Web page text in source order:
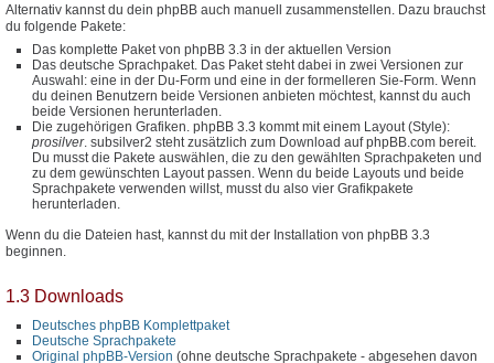
Alternativ kannst du dein phpBB auch manuell zusammenstellen. Dazu brauchst
du folgende Pakete:
Das komplette Paket von phpBB 3.3 in der aktuellen Version
Das deutsche Sprachpaket. Das Paket steht dabei in zwei Versionen zur
Auswahl: eine in der Du-Form und eine in der formelleren Sie-Form. Wenn
du deinen Benutzern beide Versionen anbieten möchtest, kannst du auch
beide Versionen herunterladen.
Die zugehörigen Grafiken. phpBB 3.3 kommt mit einem Layout (Style):
prosilver. subsilver2 steht zusätzlich zum Download auf phpBB.com bereit.
Du musst die Pakete auswählen, die zu den gewählten Sprachpaketen und
zu dem gewünschten Layout passen. Wenn du beide Layouts und beide
Sprachpakete verwenden willst, musst du also vier Grafikpakete
herunterladen.
Wenn du die Dateien hast, kannst du mit der Installation von phpBB 3.3
beginnen.
1.3 Downloads
Deutsches phpBB Komplettpaket
Deutsche Sprachpakete
Original phpBB-Version (ohne deutsche Sprachpakete - abgesehen davon